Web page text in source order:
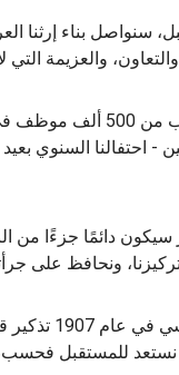
سنواصل بناء
- احتفالنا السنوي
ونحافظ على
حلم
نستعد للمستقبل